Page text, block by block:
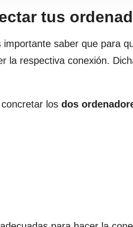
tus
saber que para
la respectiva conexión.
los dos